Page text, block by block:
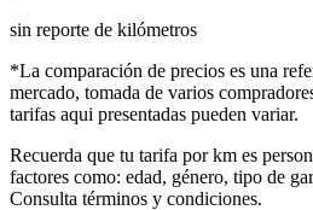
sin reporte de kilómetros
*La comparación de precios es una
mercado, tomada de varios
tarifas aqui presentadas pueden variar.
Recuerda que tu tarifa por km es
factores como: edad, género, tipo de
Consulta términos y condiciones.